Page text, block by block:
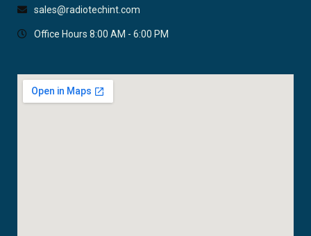
sales@radiotechint.com
Office Hours 8:00 AM - 6:00 PM